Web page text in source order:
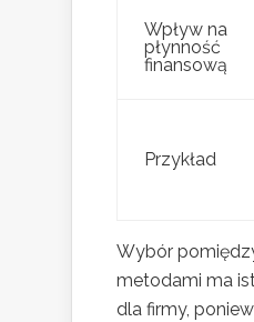
Wpływ na
płynność
finansową
Przykład
Wybór
metodami ma
dla firmy,